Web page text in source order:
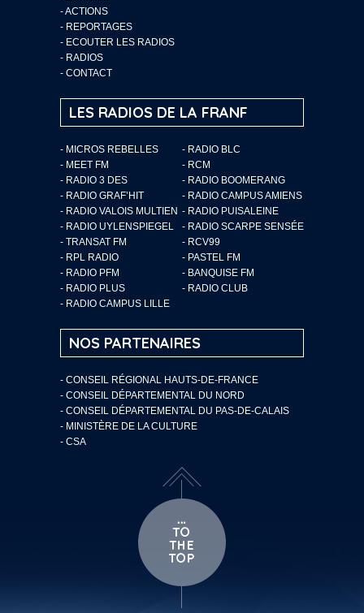
-ACTIONS
- REPORTAGES
- ECOUTER LES RADIOS
- RADIOS
- CONTACT
LES RADIOS DE LA FRANF
- MICROS REBELLES
- RADIO BLC
- MEET FM
- RCM
- RADIO 3 DES
- RADIO BOOMERANG
- RADIO GRAF’HIT
- RADIO CAMPUS AMIENS
- RADIO VALOIS MULTIEN - RADIO PUISALEINE
- RADIO UYLENSPIEGEL
- RADIO SCARPE SENSÉE
- TRANSAT FM
- RCV99
- RPL RADIO
- PASTEL FM
- RADIO PFM
- BANQUISE FM
- RADIO PLUS
- RADIO CLUB
- RADIO CAMPUS LILLE
NOS PARTENAIRES
- CONSEIL RÉGIONAL HAUTS-DE-FRANCE
- CONSEIL DÉPARTEMENTAL DU NORD
- CONSEIL DÉPARTEMENTAL DU PAS-DE-CALAIS
- MINISTÈRE DE LA CULTURE
- CSA